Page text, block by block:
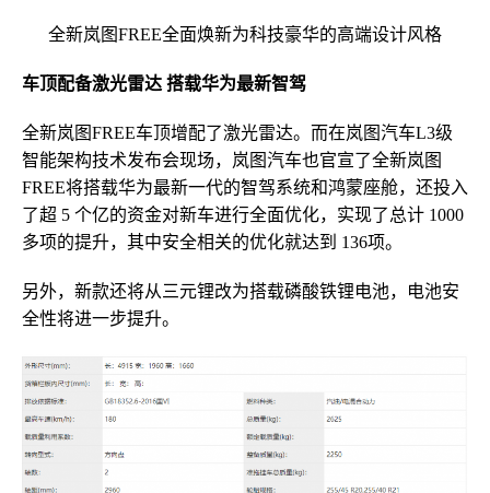
全新岚图FREE全面焕新为科技豪华的高端设计风格
车顶配备激光雷达 搭载华为最新智驾
全新岚图FREE车顶增配了激光雷达。而在岚图汽车L3级
智能架构技术发布会现场，岚图汽车也官宣了全新岚图
FREE将搭载华为最新一代的智驾系统和鸿蒙座舱，还投入
了超 5 个亿的资金对新车进行全面优化，实现了总计 1000
多项的提升，其中安全相关的优化就达到 136项。
另外，新款还将从三元锂改为搭载磷酸铁锂电池，电池安
全性将进一步提升。